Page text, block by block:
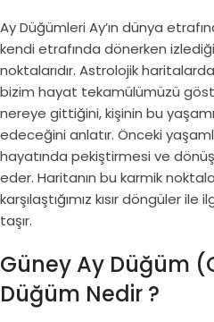
Ay Düğümleri Ay’ın dünya
kendi etrafında dönerken
noktalarıdır. Astrolojik
bizim hayat tekamülümüzü
nereye gittiğini, kişinin bu
edeceğini anlatır. Önceki
hayatında pekiştirmesi ve
eder. Haritanın bu karmik
karşılaştığımız kısır döngüler
taşır.
Güney Ay Düğüm
Düğüm Nedir ?